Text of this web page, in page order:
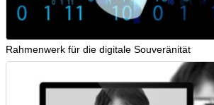
Rahmenwerk für die digitale Souveränität